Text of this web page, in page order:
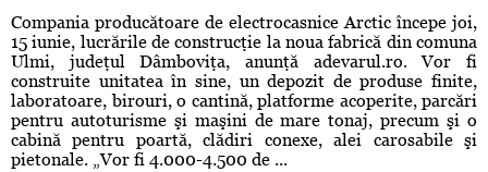
Compania producătoare de electrocasnice Arctic începe joi,
15 iunie, lucrările de construcţie la noua fabrică din comuna
Ulmi, judeţul Dâmboviţa, anunţă adevarul.ro. Vor fi
construite unitatea în sine, un depozit de produse finite,
laboratoare, birouri, o cantină, platforme acoperite, parcări
pentru autoturisme şi maşini de mare tonaj, precum şi o
cabină pentru poartă, clădiri conexe, alei carosabile şi
pietonale. „Vor fi 4.000-4.500 de ...